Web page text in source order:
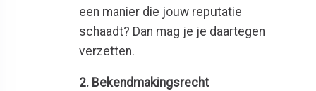
een manier die jouw reputatie
schaadt? Dan mag je je daartegen
verzetten.
2. Bekendmakingsrecht